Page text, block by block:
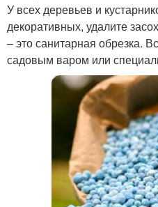
У всех деревьев и
декоративных, удалите
– это санитарная обрезка.
садовым варом или